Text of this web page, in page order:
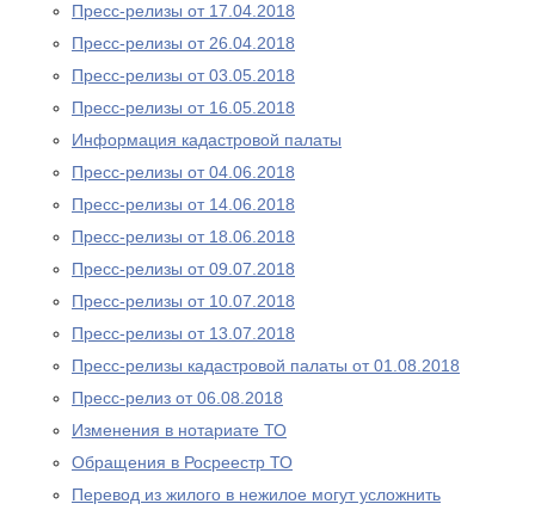
Пресс-релизы от 17.04.2018
Пресс-релизы от 26.04.2018
Пресс-релизы от 03.05.2018
Пресс-релизы от 16.05.2018
Информация кадастровой палаты
Пресс-релизы от 04.06.2018
Пресс-релизы от 14.06.2018
Пресс-релизы от 18.06.2018
Пресс-релизы от 09.07.2018
Пресс-релизы от 10.07.2018
Пресс-релизы от 13.07.2018
Пресс-релизы кадастровой палаты от 01.08.2018
Пресс-релиз от 06.08.2018
Изменения в нотариате ТО
Обращения в Росреестр ТО
Перевод из жилого в нежилое могут усложнить